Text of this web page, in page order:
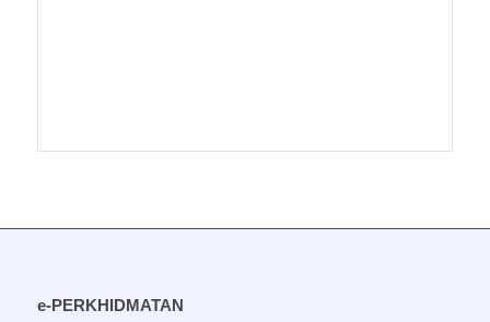
e-PERKHIDMATAN